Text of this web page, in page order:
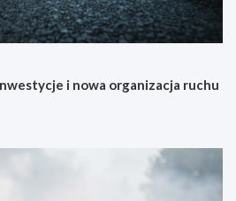
i nowa organizacja ruchu